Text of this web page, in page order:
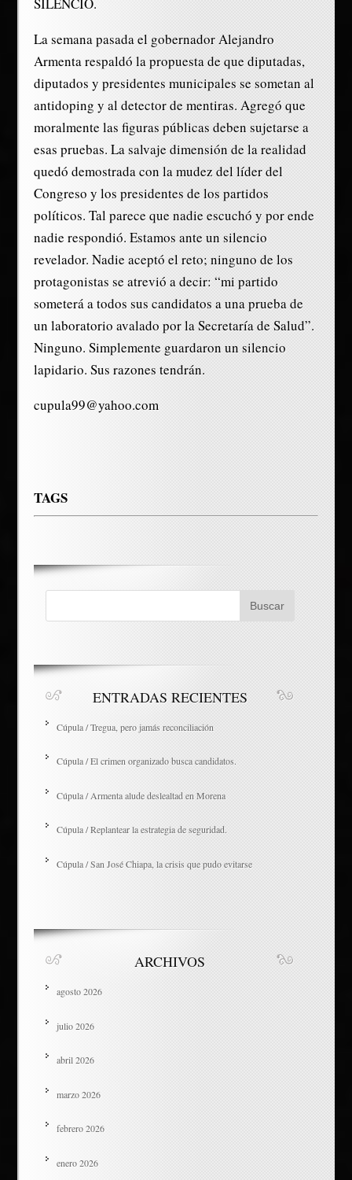
La semana pasada el gobernador Alejandro
Armenta respaldó la propuesta de que diputadas,
diputados y presidentes municipales se sometan al
antidoping y al detector de mentiras. Agregó que
moralmente las figuras públicas deben sujetarse a
esas pruebas. La salvaje dimensión de la realidad
quedó demostrada con la mudez del líder del
Congreso y los presidentes de los partidos
políticos. Tal parece que nadie escuchó y por ende
nadie respondió. Estamos ante un silencio
revelador. Nadie aceptó el reto; ninguno de los
protagonistas se atrevió a decir: “mi partido
someterá a todos sus candidatos a una prueba de
un laboratorio avalado por la Secretaría de Salud”.
Ninguno. Simplemente guardaron un silencio
lapidario. Sus razones tendrán.
cupula99@yahoo.com
TAGS
ENTRADAS RECIENTES
Cúpula / Tregua, pero jamás reconciliación
Cúpula / El crimen organizado busca candidatos.
Cúpula / Armenta alude deslealtad en Morena
Cúpula / Replantear la estrategia de seguridad.
Cúpula / San José Chiapa, la crisis que pudo evitarse
ARCHIVOS
agosto 2026
julio 2026
abril 2026
marzo 2026
febrero 2026
enero 2026